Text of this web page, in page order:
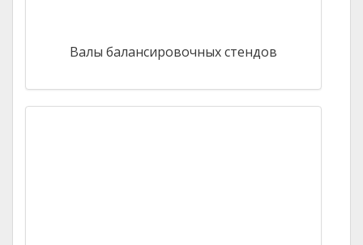
Валы балансировочных стендов